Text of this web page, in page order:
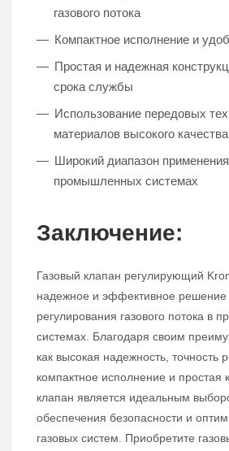
газового потока
Компактное исполнение и
Простая и надежная
срока службы
Использование передовых
материалов высокого качества
Широкий диапазон
промышленных системах
Заключение:
Газовый клапан регулирующий
надежное и эффективное решение
регулирования газового потока в
системах. Благодаря своим
как высокая надежность, точность
компактное исполнение и простая
клапан является идеальным
обеспечения безопасности и
газовых систем. Приобретите